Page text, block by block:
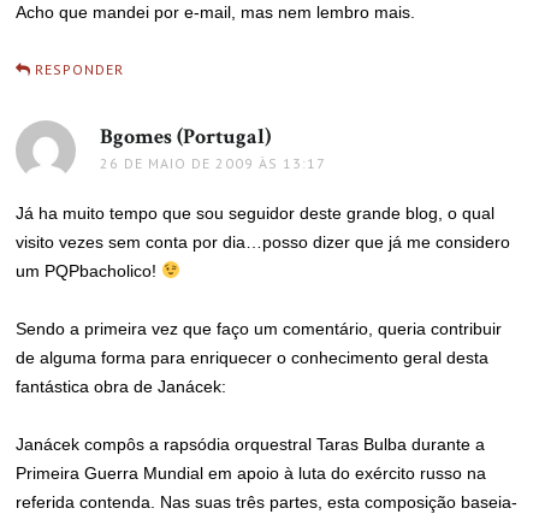
Acho que mandei por e-mail, mas nem lembro mais.
RESPONDER
Bgomes (Portugal)
26 DE MAIO DE 2009 ÀS 13:17
Já ha muito tempo que sou seguidor deste grande blog, o qual
visito vezes sem conta por dia…posso dizer que já me considero
um PQPbacholico!
Sendo a primeira vez que faço um comentário, queria contribuir
de alguma forma para enriquecer o conhecimento geral desta
fantástica obra de Janácek:
Janácek compôs a rapsódia orquestral Taras Bulba durante a
Primeira Guerra Mundial em apoio à luta do exército russo na
referida contenda. Nas suas três partes, esta composição baseia-